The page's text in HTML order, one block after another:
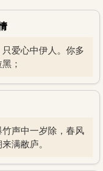
爱心中伊人。你多
；
声中一岁除，春风
满敝庐。